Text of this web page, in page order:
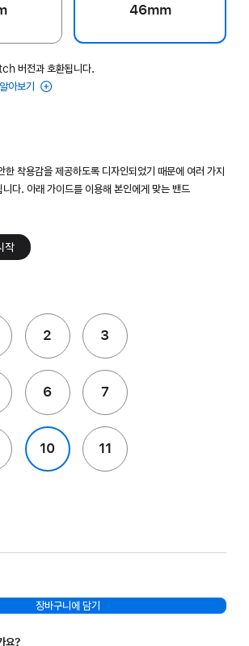
46mm
버전과 호환됩니다.
아보기
한 착용감을 제공하도록 디자인되었기 때문에 여러 가지
다. 아래 가이드를 이용해 본인에게 맞는 밴드
작
2 3
6 7
10 11
장바구니에 담기
요?